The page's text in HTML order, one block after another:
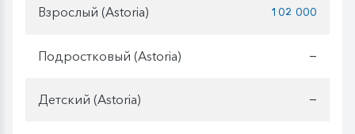
Взрослый (Astoria) 102 000
Подростковый (Astoria) —
Детский (Astoria) —